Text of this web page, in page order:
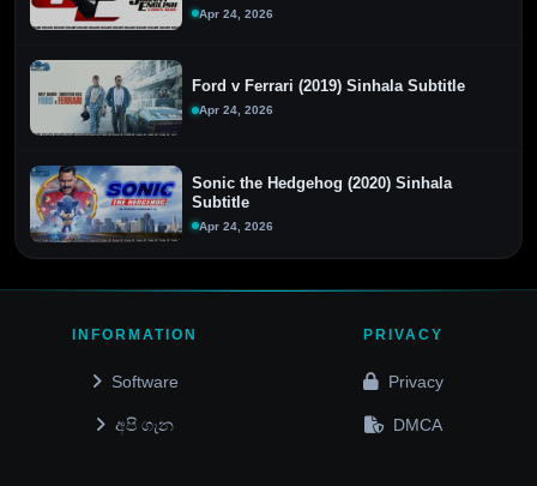
Apr 24, 2026
Ford v Ferrari (2019) Sinhala Subtitle
Apr 24, 2026
Sonic the Hedgehog (2020) Sinhala
Subtitle
Apr 24, 2026
INFORMATION
Software
අපි ගැන
PRIVACY
Privacy
DMCA